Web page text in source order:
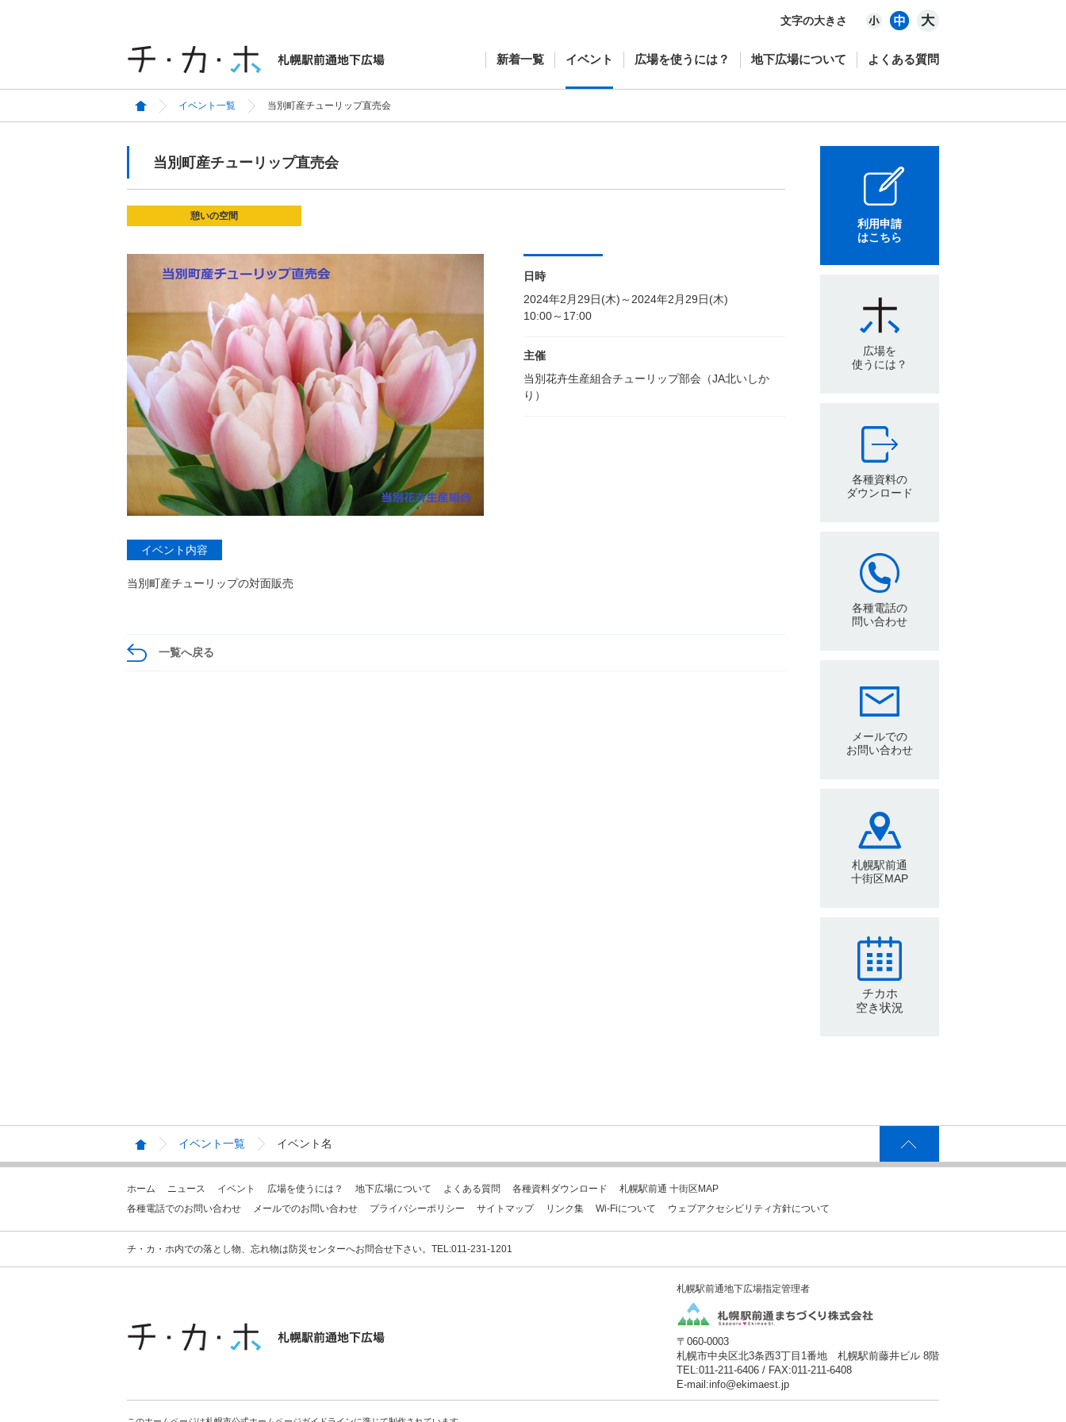
文字の大きさ
新着一覧 イベント 広場を使うには？ 地下広場について よくある質問
イベント一覧 当別町産チューリップ直売会
当別町産チューリップ直売会
憩いの空間
日時
2024年2月29日(木)～2024年2月29日(木)
10:00～17:00
主催
当別花卉生産組合チューリップ部会（JA北いしか
り）
イベント内容
当別町産チューリップの対面販売
一覧へ戻る
利用申請
はこちら
広場を
使うには？
各種資料の
ダウンロード
各種電話の
問い合わせ
メールでの
お問い合わせ
札幌駅前通
十街区MAP
チカホ
空き状況
イベント一覧 イベント名
ホーム ニュース イベント 広場を使うには？ 地下広場について よくある質問 各種資料ダウンロード
札幌駅前通 十街区MAP
各種電話でのお問い合わせ
メールでのお問い合わせ プライバシーポリシー サイトマップ リンク集 Wi-Fiについて ウェブアクセシビリティ方針について
チ・カ・ホ内での落とし物、忘れ物は防災センターへお問合せ下さい。TEL:011-231-1201
札幌駅前通地下広場指定管理者
〒060-0003
札幌市中央区北3条西3丁目1番地 札幌駅前藤井ビル 8階
TEL:011-211-6406 / FAX:011-211-6408
E-mail:info@ekimaest.jp